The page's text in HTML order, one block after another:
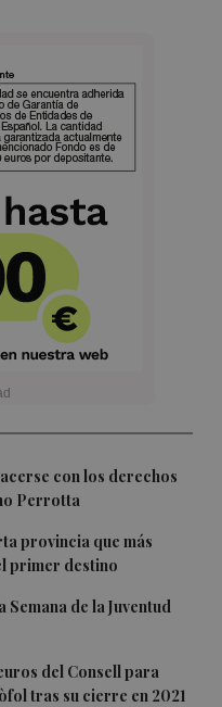
con los derechos
Perrotta
provincia que más
primer destino
de la Juventud
del Consell para
tras su cierre en 2021